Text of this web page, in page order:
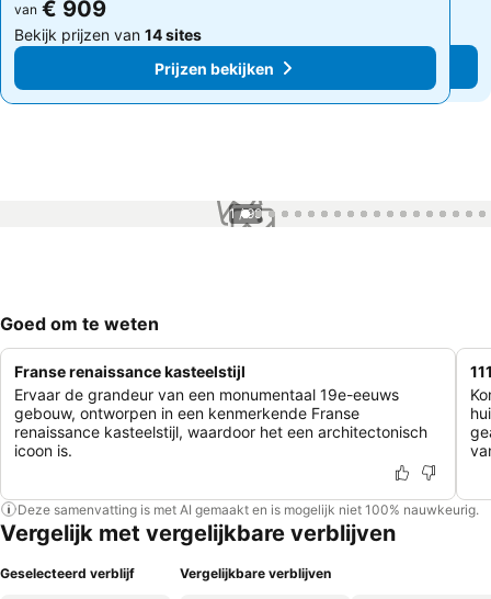
van € 909
Bekijk prijzen van 14 sites
Prijzen bekijken
van € 909
Bekijk prijzen van 14 sites
Prijzen bekijken
1 / 99
Goed om te weten
Franse renaissance kasteelstijl
Ervaar de grandeur van een monumentaal 19e-eeuws
gebouw, ontworpen in een kenmerkende Franse
renaissance kasteelstijl, waardoor het een architectonisch
icoon is.
Deze samenvatting is met AI gemaakt en is mogelijk niet 100% nauwkeurig.
Vergelijk met vergelijkbare verblijven
Geselecteerd verblijf Vergelijkbare verblijven